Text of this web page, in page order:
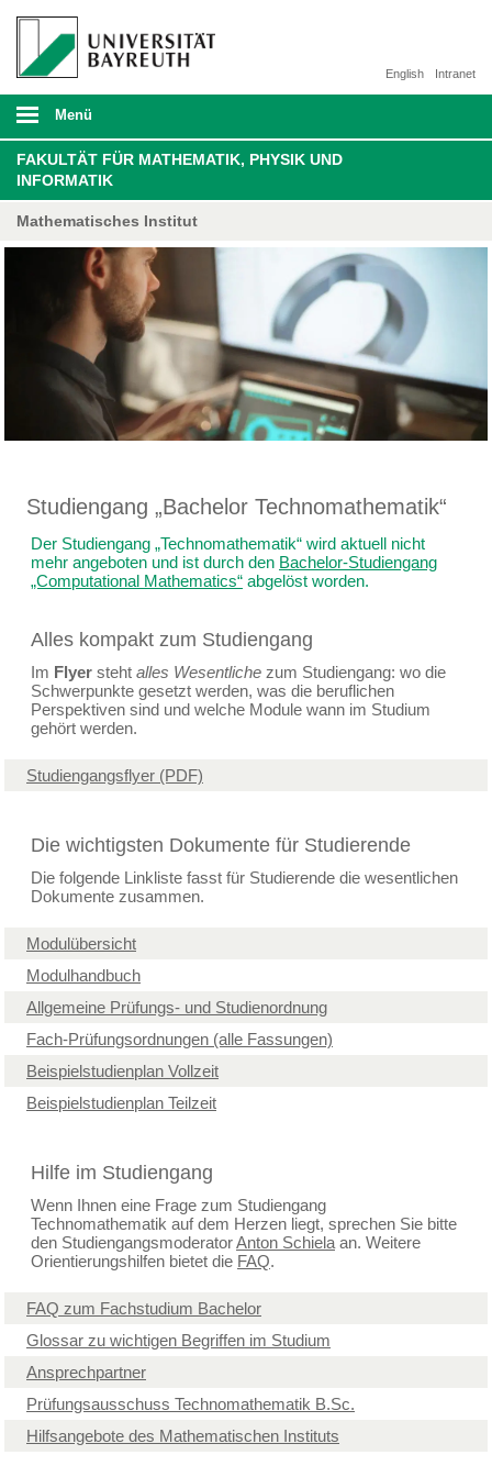
Intranet
English
Menü
FAKULTÄT FÜR MATHEMATIK, PHYSIK UND
INFORMATIK
Mathematisches Institut
Studiengang „Bachelor Technomathematik“
Der Studiengang „Technomathematik“ wird aktuell nicht
mehr angeboten und ist durch den Bachelor-Studiengang
„Computational Mathematics“ abgelöst worden.
Alles kompakt zum Studiengang
Im Flyer steht alles Wesentliche zum Studiengang: wo die
Schwerpunkte gesetzt werden, was die beruflichen
Perspektiven sind und welche Module wann im Studium
gehört werden.
Studiengangsflyer (PDF)
Die wichtigsten Dokumente für Studierende
Die folgende Linkliste fasst für Studierende die wesentlichen
Dokumente zusammen.
Modulübersicht
Modulhandbuch
Allgemeine Prüfungs- und Studienordnung
Fach-Prüfungsordnungen (alle Fassungen)
Beispielstudienplan Vollzeit
Beispielstudienplan Teilzeit
Hilfe im Studiengang
Wenn Ihnen eine Frage zum Studiengang
Technomathematik auf dem Herzen liegt, sprechen Sie bitte
den StudiengangsmoderatorAnton Schiela an. Weitere
Orientierungshilfen bietet die FAQ.
FAQ zum Fachstudium Bachelor
Glossar zu wichtigen Begriffen im Studium
Ansprechpartner
Prüfungsausschuss Technomathematik B.Sc.
Hilfsangebote des Mathematischen Instituts